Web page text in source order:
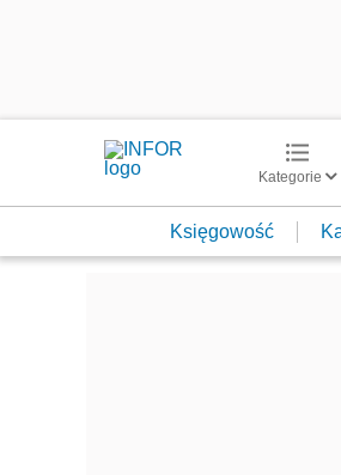
Kategorie
Księgowość